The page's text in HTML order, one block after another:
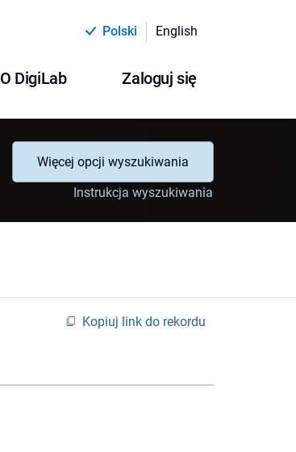
Polski English
O DigiLab Zaloguj się
Więcej opcji wyszukiwania
Instrukcja wyszukiwania
Kopiuj link do rekordu